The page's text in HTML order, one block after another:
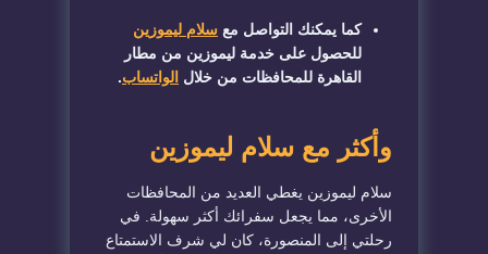
كما يمكنك التواصل مع سلام ليموزين
للحصول على خدمة ليموزين من مطار
القاهرة للمحافظات من خلال الواتساب.
وأكثر مع سلام ليموزين
سلام ليموزين يغطي العديد من المحافظات
الأخرى، مما يجعل سفرائك أكثر سهولة. في
رحلتي إلى المنصورة، كان لي شرف الاستمتاع